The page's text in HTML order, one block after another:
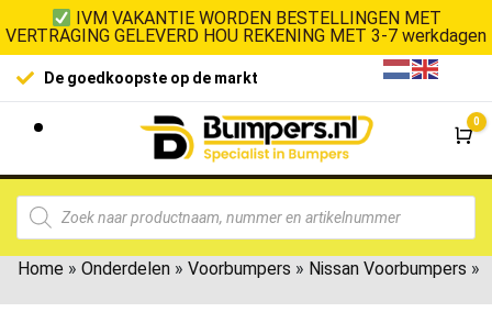
IVM VAKANTIE WORDEN BESTELLINGEN MET
VERTRAGING GELEVERD HOU REKENING MET 3-7 werkdagen
De goedkoopste op de markt
0
Home » Onderdelen » Voorbumpers » Nissan Voorbumpers »